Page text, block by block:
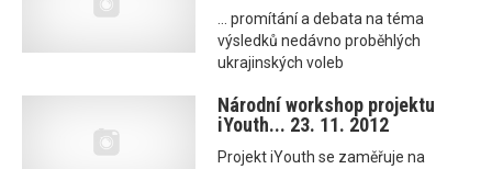
... promítání a debata na téma
výsledků nedávno proběhlých
ukrajinských voleb
Národní workshop projektu
iYouth... 23. 11. 2012
Projekt iYouth se zaměřuje na